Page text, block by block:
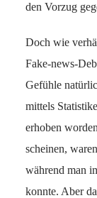
den Vorzug
Doch wie
Fake-news-
Gefühle
mittels
erhoben
scheinen,
während man
konnte. Aber